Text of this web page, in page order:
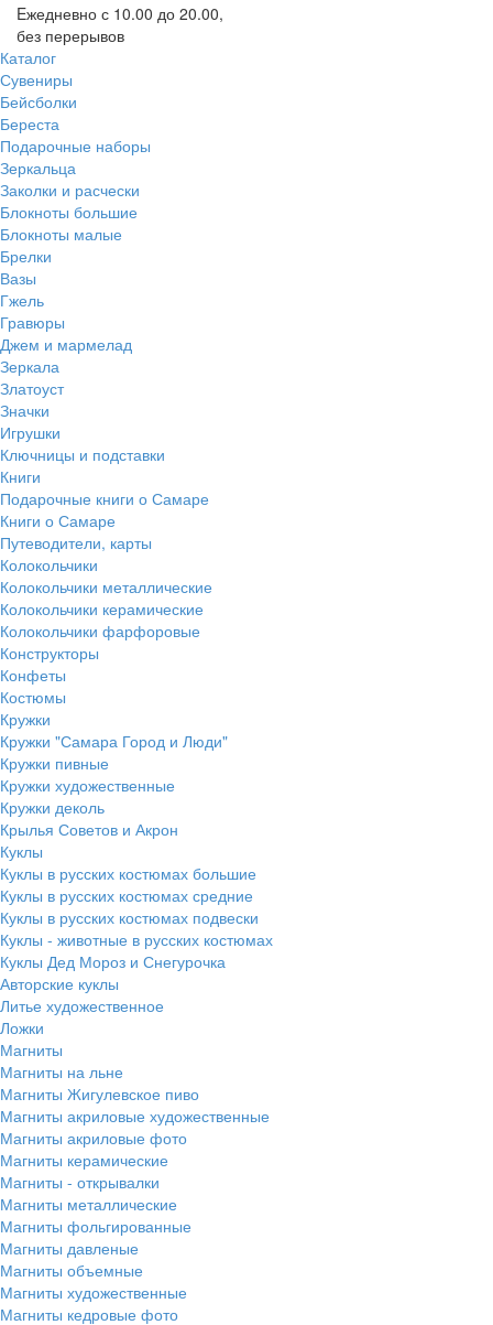
Eжедневно с 10.00 до 20.00,
без перерывов
Каталог
Сувениры
Бейсболки
Береста
Подарочные наборы
Зеркальца
Заколки и расчески
Блокноты большие
Блокноты малые
Брелки
Вазы
Гжель
Гравюры
Джем и мармелад
Зеркала
Златоуст
Значки
Игрушки
Ключницы и подставки
Книги
Подарочные книги о Самаре
Книги о Самаре
Путеводители, карты
Колокольчики
Колокольчики металлические
Колокольчики керамические
Колокольчики фарфоровые
Конструкторы
Конфеты
Костюмы
Кружки
Кружки "Самара Город и Люди"
Кружки пивные
Кружки художественные
Кружки деколь
Крылья Советов и Акрон
Куклы
Куклы в русских костюмах большие
Куклы в русских костюмах средние
Куклы в русских костюмах подвески
Куклы - животные в русских костюмах
Куклы Дед Мороз и Снегурочка
Авторские куклы
Литье художественное
Ложки
Магниты
Магниты на льне
Магниты Жигулевское пиво
Магниты акриловые художественные
Магниты акриловые фото
Магниты керамические
Магниты - открывалки
Магниты металлические
Магниты фольгированные
Магниты давленые
Магниты объемные
Магниты художественные
Магниты кедровые фото